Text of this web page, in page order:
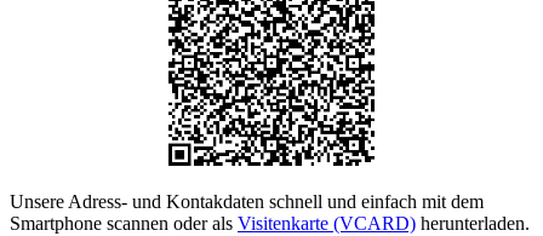
Unsere Adress- und Kontakdaten schnell und einfach mit dem
Smartphone scannen oder als Visitenkarte (VCARD) herunterladen.